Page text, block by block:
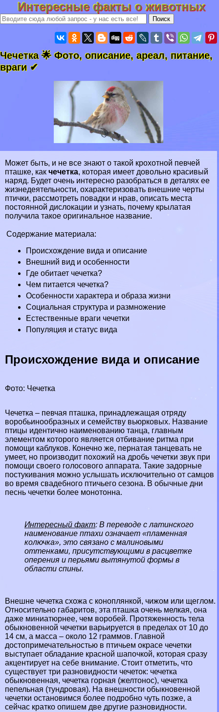
Интересные факты о животных
Чечетка 🌟 Фото, описание, ареал, питание,
враги ✔
Может быть, и не все знают о такой крохотной певчей
пташке, как чечетка, которая имеет довольно красивый
наряд. Будет очень интересно разобраться в деталях ее
жизнедеятельности, охаpaктеризовать внешние черты
птички, рассмотреть повадки и нрав, описать места
постоянной дислокации и узнать, почему крылатая
получила такое оригинальное название.
Содержание материала:
Происхождение вида и описание
Внешний вид и особенности
Где обитает чечетка?
Чем питается чечетка?
Особенности хаpaктера и образа жизни
Социальная структура и размножение
Естественные враги чечетки
Популяция и статус вида
Происхождение вида и описание
Фото: Чечетка
Чечетка – певчая пташка, принадлежащая отряду
воробьинообразных и семейству вьюрковых. Название
птицы идентично наименованию танца, главным
элементом которого является отбивание ритма при
помощи каблуков. Конечно же, пернатая танцевать не
умеет, но производит похожий на дробь чечетки звук при
помощи своего голосового аппарата. Такие задорные
постукивания можно услышать исключительно от самцов
во время свадебного птичьего сезона. В обычные дни
песнь чечетки более монотонна.
Интересный факт: В переводе с латинского
наименование птахи означает «пламенная
колючка», это связано с малиновыми
оттенками, присутствующими в расцветке
оперения и перьями вытянутой формы в
области спины.
Внешне чечетка схожа с коноплянкой, чижом или щеглом.
Относительно габаритов, эта пташка очень мелкая, она
даже миниатюрнее, чем воробей. Протяженность тела
обыкновенной чечетки варьируется в пределах от 10 до
14 см, а масса – около 12 граммов. Главной
достопримечательностью в птичьем окрасе чечетки
выступает обладание красной шапочкой, которая сразу
акцентирует на себе внимание. Стоит отметить, что
существует три разновидности чечеток: чечетка
обыкновенная, чечетка горная (желтонос), чечетка
пепельная (тундровая). На внешности обыкновенной
чечетки остановимся более подробно чуть позже, а
сейчас кратко опишем две другие разновидности.